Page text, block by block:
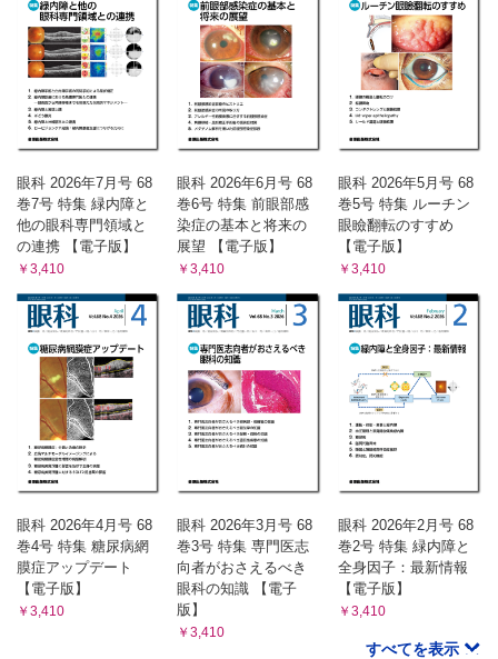
眼科 2026年7月号 68
巻7号 特集 緑内障と
他の眼科専門領域と
の連携 【電子版】
￥3,410
眼科 2026年6月号 68
巻6号 特集 前眼部感
染症の基本と将来の
展望 【電子版】
￥3,410
眼科 2026年5月号 68
巻5号 特集 ルーチン
眼瞼翻転のすすめ
【電子版】
￥3,410
眼科 2026年4月号 68
巻4号 特集 糖尿病網
膜症アップデート
【電子版】
￥3,410
眼科 2026年3月号 68
巻3号 特集 専門医志
向者がおさえるべき
眼科の知識 【電子
版】
￥3,410
眼科 2026年2月号 68
巻2号 特集 緑内障と
全身因子：最新情報
【電子版】
￥3,410
すべてを表示